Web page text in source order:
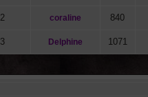
2
coraline 840
3 Delphine 1071